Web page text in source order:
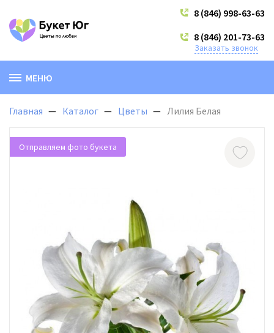
8 (846) 998-63-63
8 (846) 201-73-63
Заказать звонок
МЕНЮ
Главная Каталог Цветы Лилия Белая
Отправляем фото букета